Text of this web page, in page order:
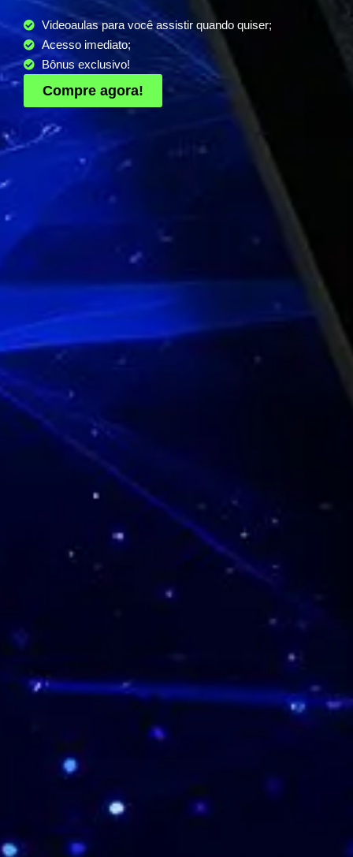
Videoaulas para você assistir quando quiser;
Acesso imediato;
Bônus exclusivo!
Compre agora!